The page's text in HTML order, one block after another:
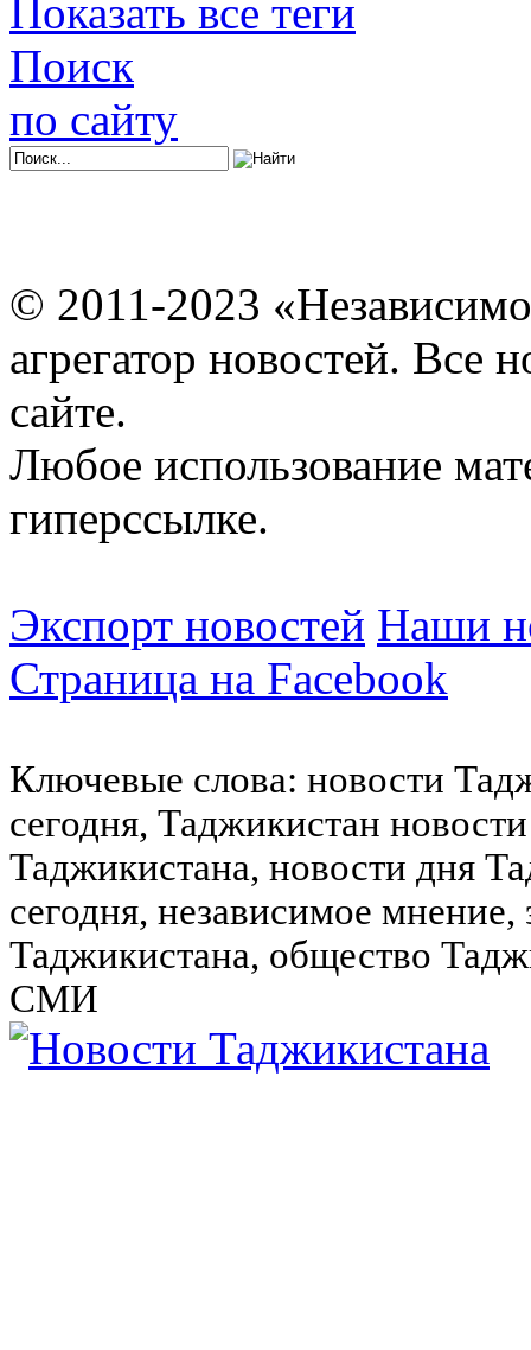
Показать все теги
Поиск
по сайту
© 2011-2023
агрегатор новостей. Все
сайте.
Любое использование
гиперссылке.
Экспорт новостей Наши
Страница на Facebook
Ключевые слова: новости
сегодня, Таджикистан
Таджикистана, новости дня
сегодня, независимое
Таджикистана, общество
СМИ